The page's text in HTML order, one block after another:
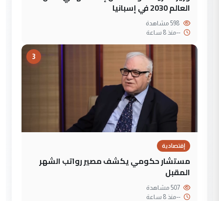
العالم 2030 في إسبانيا
--منذ 8 ساعة
3
إقتصادية
مستشار حكومي يكشف مصير رواتب الشهر
المقبل
--منذ 8 ساعة